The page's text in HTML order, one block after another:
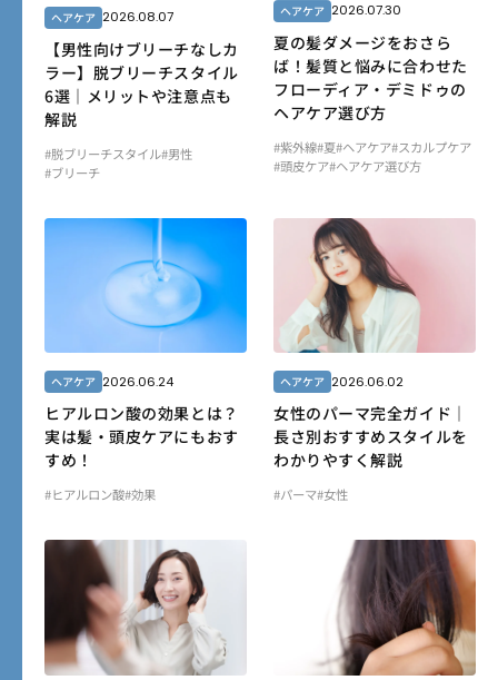
ヘアケア 2026.08.07
【男性向けブリーチなしカ
ラー】脱ブリーチスタイル
6選｜メリットや注意点も
解説
#脱ブリーチスタイル#男性
#ブリーチ
ヘアケア 2026.07.30
夏の髪ダメージをおさら
ば！髪質と悩みに合わせた
フローディア・デミドゥの
ヘアケア選び方
#紫外線#夏#ヘアケア#スカルプケア
#頭皮ケア#ヘアケア選び方
ヘアケア 2026.06.24
ヒアルロン酸の効果とは？
実は髪・頭皮ケアにもおす
すめ！
#ヒアルロン酸#効果
ヘアケア 2026.06.02
女性のパーマ完全ガイド｜
長さ別おすすめスタイルを
わかりやすく解説
#パーマ#女性